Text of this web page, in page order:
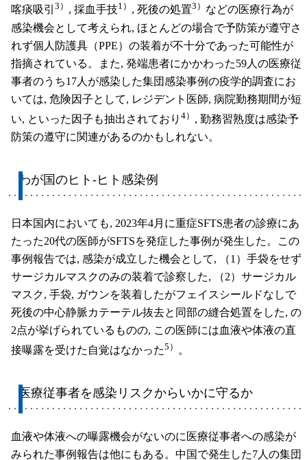
喀痰吸引 3） , 採血手技1） , 死後の処置3） などの医療行為が
感染機会として考えられ, ほとんどの場合で予防策が遵守さ
れず個人防護具（PPE）の装着が不十分であった可能性が
指摘されている。また, 発端患者にかかわった59人の医療従
事者のうち17人が感染した集団感染事例の疫学的調査にお
いては, 危険因子として, レジデント医師, 病院勤務期間が短
い, といった因子も抽出されており 4） , 勤務習熟度は感染予
防策の遵守に関連があるのかもしれない。
わが国のヒト-ヒト感染例
日本国内においても, 2023年4月に重症SFTS患者の診療にあ
たった20代の医師がSFTSを発症した事例が発生した。この
事例報告では, 感染が成立した機会として, （1）手袋をせず
サージカルマスクのみの装着で診察した, （2）サージカル
マスク, 手袋, ガウンを装着したがフェイスシールドなしで
死後の中心静脈カテーテル抜去と同部の縫合処置をした, の
2点が挙げられているものの, この医師には血液や体液の直
接曝露を受けた自覚はなかった5） 。
医療従事者を感染リスクからいかに守るか
血液や体液への曝露機会がないのに医療従事者への感染が
みられた事例報告は他にもある。中国で発生した7人の集団